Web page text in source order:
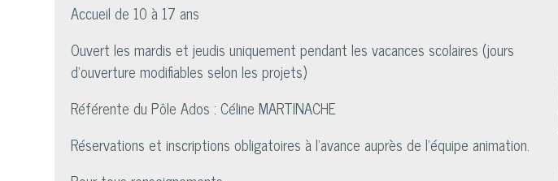
Accueil de 10 à 17 ans
Ouvert les mardis et jeudis uniquement pendant les vacances scolaires (jours
d'ouverture modifiables selon les projets)
Référente du Pôle Ados : Céline MARTINACHE
Réservations et inscriptions obligatoires à l'avance auprès de l'équipe animation.